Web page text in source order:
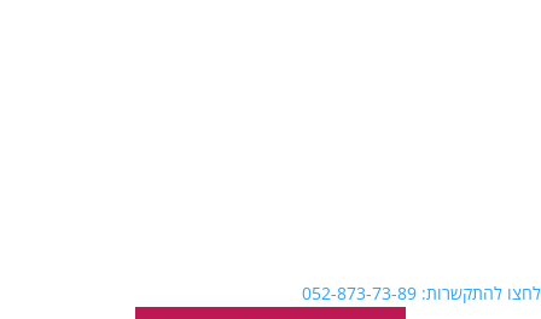
לחצו להתקשרות: 052-873-73-89